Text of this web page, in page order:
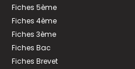
Fiches 5ème
Fiches 4ème
Fiches 3ème
Fiches Bac
Fiches Brevet